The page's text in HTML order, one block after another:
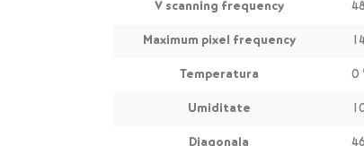
V scanning frequency
Maximum pixel frequency
Temperatura 0
Umiditate